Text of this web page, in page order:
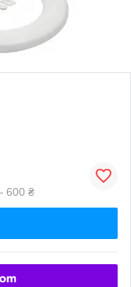
600 ₴